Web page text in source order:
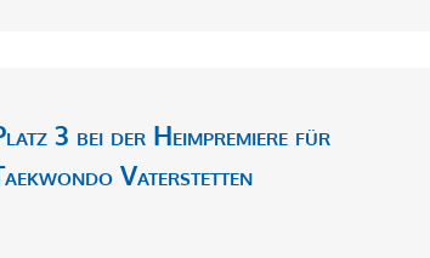
3 bei der Heimpremiere für
Vaterstetten